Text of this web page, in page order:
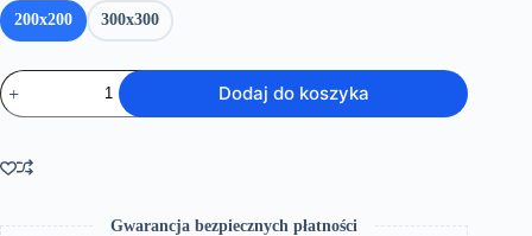
200x200 300x300
ilość
Głowica
prysznicowa
Regular
chrom
Dodaj do koszyka
Gwarancja bezpiecznych płatności